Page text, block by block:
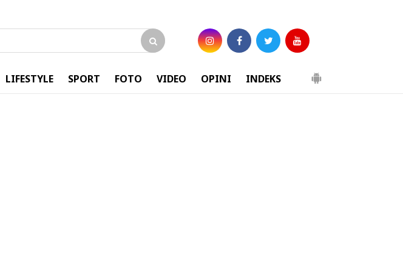
LIFESTYLE SPORT FOTO VIDEO OPINI INDEKS